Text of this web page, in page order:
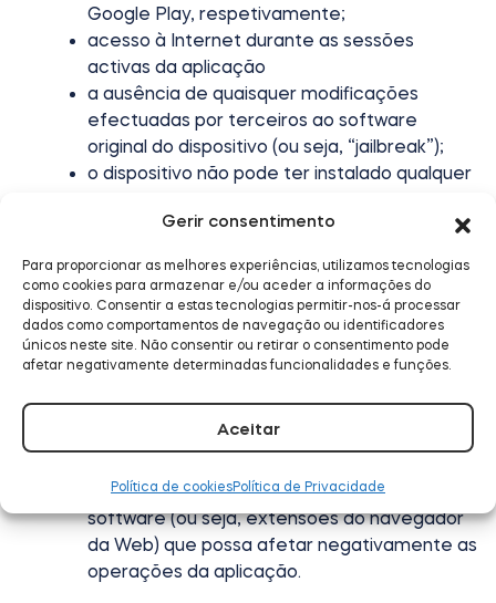
Gerir consentimento
Para proporcionar as melhores experiências, utilizamos tecnologias
como cookies para armazenar e/ou aceder a informações do
dispositivo. Consentir a estas tecnologias permitir-nos-á processar
dados como comportamentos de navegação ou identificadores
únicos neste site. Não consentir ou retirar o consentimento pode
afetar negativamente determinadas funcionalidades e funções.
Aceitar
Política de cookiesPolítica de Privacidade
Google Play, respetivamente;
acesso à Internet durante as sessões
activas da aplicação
a ausência de quaisquer modificações
efectuadas por terceiros ao software
original do dispositivo (ou seja, “jailbreak”);
o dispositivo não pode ter instalado qualquer
funcionamento da aplicação
requisitos:
Sistema operativo Windows, macOS ou Linux;
a versão mais recente de um navegador
Web que suporte cookies e Javascript (como
acesso à Internet durante as sessões
o dispositivo não pode ter instalado qualquer
software (ou seja, extensões do navegador
da Web) que possa afetar negativamente as
operações da aplicação.